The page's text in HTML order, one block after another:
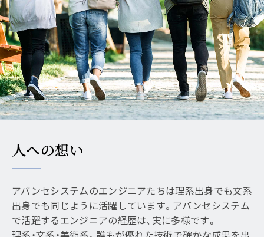
人への想い
アバンセシステムのエンジニアたちは理系出身でも文系
出身でも同じように活躍しています。アバンセシステム
で活躍するエンジニアの経歴は、実に多様です。